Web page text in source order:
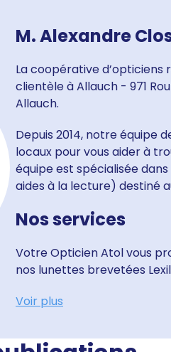
M. Alexandre
La coopérative d’opticiens
clientèle à Allauch - 971
Allauch.
Depuis 2014, notre équipe
locaux pour vous aider à
équipe est spécialisée
aides à la lecture) destiné
Nos services
Votre Opticien Atol vous
nos lunettes brevetées
Voir plus